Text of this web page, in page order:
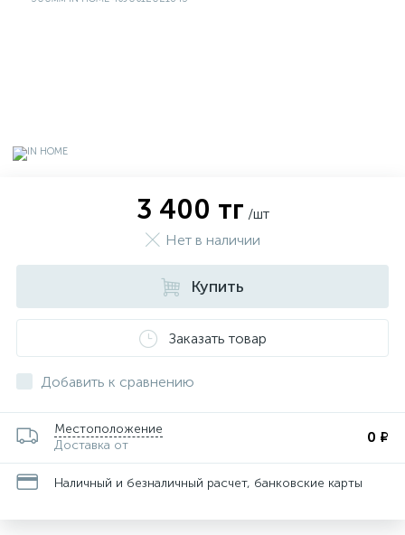
3 400 тг /шт
Нет в наличии
Купить
Заказать товар
Добавить к сравнению
Местоположение
Доставка от
0 ₽
Наличный и безналичный расчет, банковские карты